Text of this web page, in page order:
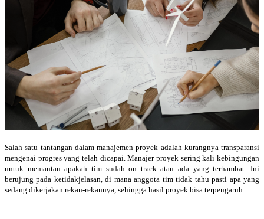
Salah satu tantangan dalam manajemen proyek adalah kurangnya transparansi
mengenai progres yang telah dicapai. Manajer proyek sering kali kebingungan
untuk memantau apakah tim sudah on track atau ada yang terhambat. Ini
berujung pada ketidakjelasan, di mana anggota tim tidak tahu pasti apa yang
sedang dikerjakan rekan-rekannya, sehingga hasil proyek bisa terpengaruh.